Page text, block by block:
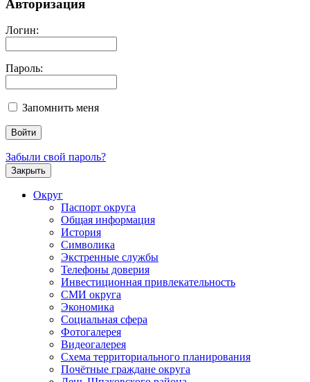
Авторизация
Логин:
Пароль:
Запомнить меня
Забыли свой пароль?
Закрыть
Округ
Паспорт округа
Общая информация
История
Символика
Экстренные службы
Телефоны доверия
Инвестиционная привлекательность
СМИ округа
Экономика
Социальная сфера
Фотогалерея
Видеогалерея
Схема территориального планирования
Почётные граждане округа